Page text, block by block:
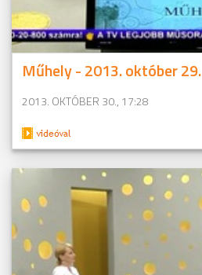
Műhely - 2013. október 29.
2013. OKTÓBER 30., 17:28